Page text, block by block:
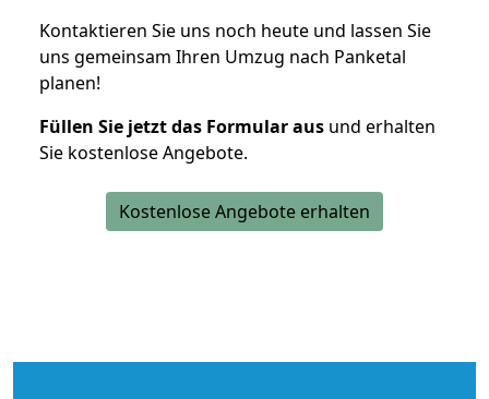
Kontaktieren Sie uns noch heute und lassen Sie
uns gemeinsam Ihren Umzug nach Panketal
planen!
Füllen Sie jetzt das Formular aus und erhalten
Sie kostenlose Angebote.
Kostenlose Angebote erhalten